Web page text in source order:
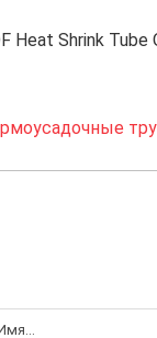
Heat Shrink Tube